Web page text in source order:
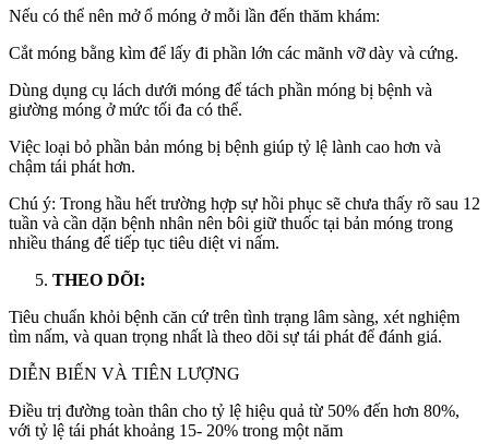
Nếu có thể nên mở ổ móng ở mỗi lần đến thăm khám:
Cắt móng bằng kìm để lấy đi phần lớn các mãnh vỡ dày và cứng.
Dùng dụng cụ lách dưới móng để tách phần móng bị bệnh và
giường móng ở mức tối đa có thể.
Việc loại bỏ phần bản móng bị bệnh giúp tỷ lệ lành cao hơn và
chậm tái phát hơn.
Chú ý: Trong hầu hết trường hợp sự hồi phục sẽ chưa thấy rõ sau 12
tuần và cần dặn bệnh nhân nên bôi giữ thuốc tại bản móng trong
nhiều tháng để tiếp tục tiêu diệt vi nấm.
THEO DÕI:
Tiêu chuẩn khỏi bệnh căn cứ trên tình trạng lâm sàng, xét nghiệm
tìm nấm, và quan trọng nhất là theo dõi sự tái phát để đánh giá.
DIỄN BIẾN VÀ TIÊN LƯỢNG
Điều trị đường toàn thân cho tỷ lệ hiệu quả từ 50% đến hơn 80%,
với tỷ lệ tái phát khoảng 15- 20% trong một năm